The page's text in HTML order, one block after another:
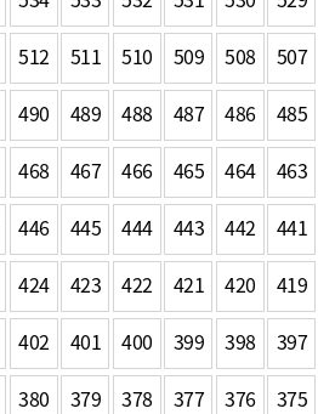
512 511 510 509 508 507
490 489 488 487 486 485
468 467 466 465 464 463
446 445 444 443 442 441
424 423 422 421 420 419
402 401 400 399 398 397
380 379 378 377 376 375